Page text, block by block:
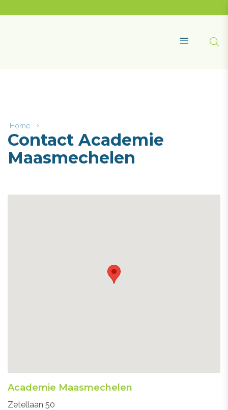
content
Home
Academie
Maasmechelen
Contact Academie
Maasmechelen
Academie Maasmechelen
Adres
Zetellaan 50